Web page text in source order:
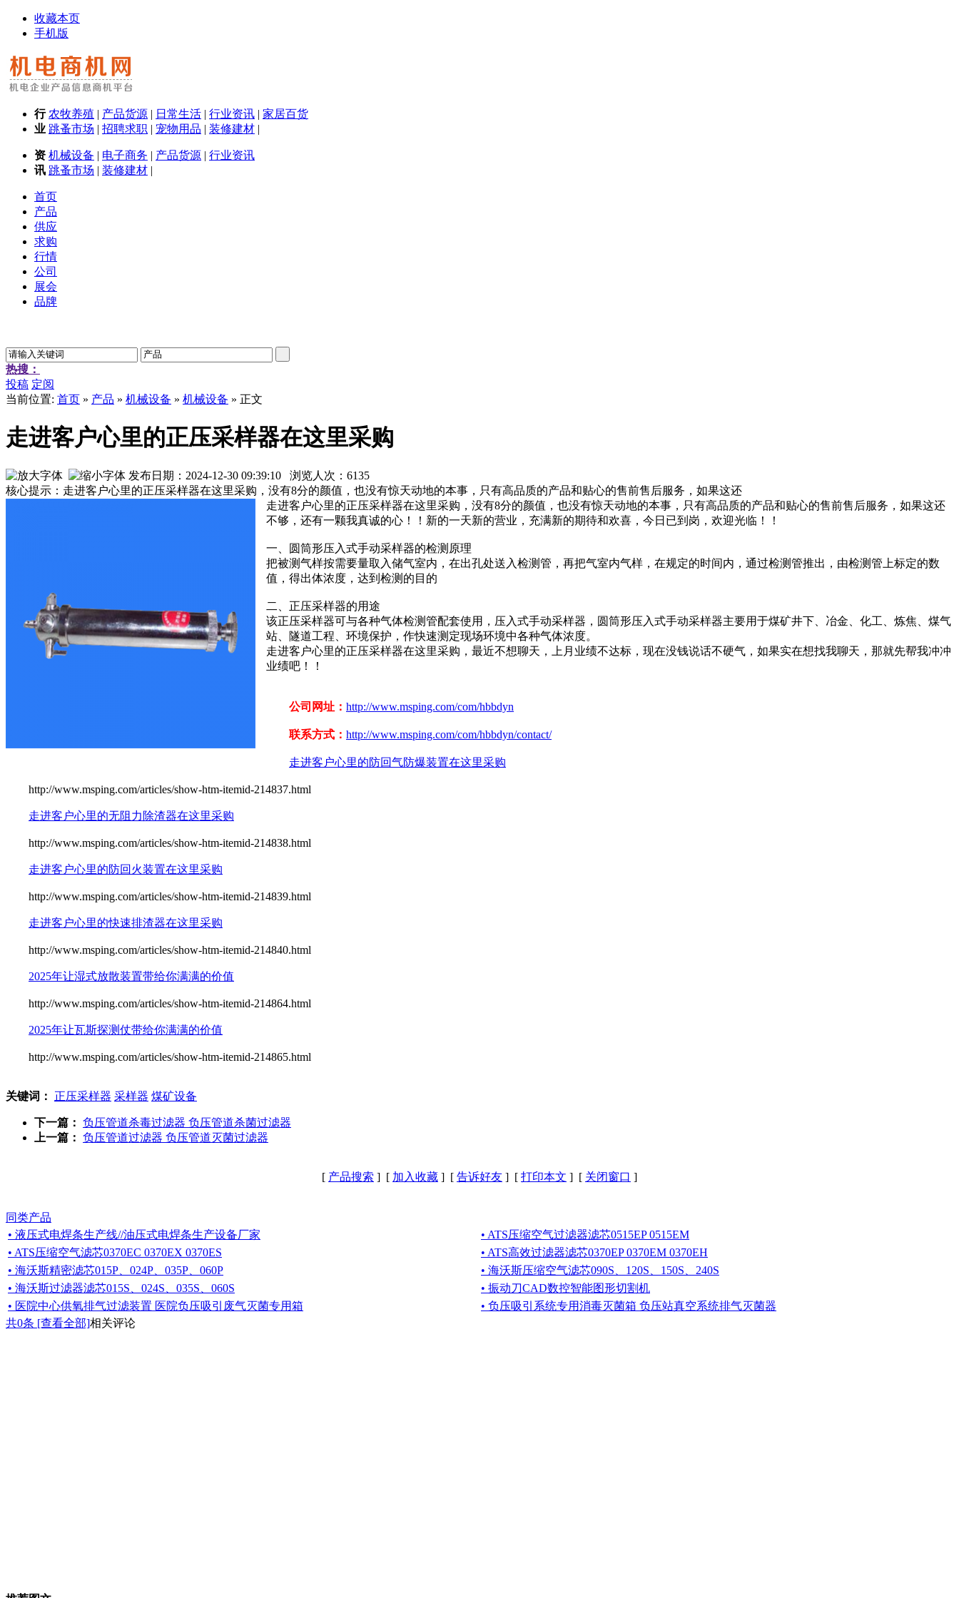
收藏本页
手机版
行 农牧养殖 | 产品货源 | 日常生活 | 行业资讯 | 家居百货
业 跳蚤市场 | 招聘求职 | 宠物用品 | 装修建材 |
资 机械设备 | 电子商务 | 产品货源 | 行业资讯
讯 跳蚤市场 | 装修建材 |
首页
产品
供应
求购
行情
公司
展会
品牌
热搜：
投稿 定阅
当前位置: 首页 » 产品 » 机械设备 » 机械设备 » 正文
走进客户心里的正压采样器在这里采购
发布日期：2024-12-30 09:39:10 浏览人次： 6135
核心提示：走进客户心里的正压采样器在这里采购，没有8分的颜值，也没有惊天动地的本事，只有高品质的产品和贴心的售前售后服务，如果这还
走进客户心里的正压采样器在这里采购，没有8分的颜值，也没有惊天动地的本事，只有高品质的产品和贴心的售前售后服务，如果这还
不够，还有一颗我真诚的心！！新的一天新的营业，充满新的期待和欢喜，今日已到岗，欢迎光临！！
一、圆筒形压入式手动采样器的检测原理
把被测气样按需要量取入储气室内，在出孔处送入检测管，再把气室内气样，在规定的时间内，通过检测管推出，由检测管上标定的数
值，得出体浓度，达到检测的目的
二、正压采样器的用途
该正压采样器可与各种气体检测管配套使用，压入式手动采样器，圆筒形压入式手动采样器主要用于煤矿井下、冶金、化工、炼焦、煤气
站、隧道工程、环境保护，作快速测定现场环境中各种气体浓度。
走进客户心里的正压采样器在这里采购，最近不想聊天，上月业绩不达标，现在没钱说话不硬气，如果实在想找我聊天，那就先帮我冲冲
业绩吧！！
公司网址： http://www.msping.com/com/hbbdyn
联系方式： http://www.msping.com/com/hbbdyn/contact/
走进客户心里的防回气防爆装置在这里采购
http://www.msping.com/articles/show-htm-itemid-214837.html
走进客户心里的无阻力除渣器在这里采购
http://www.msping.com/articles/show-htm-itemid-214838.html
走进客户心里的防回火装置在这里采购
http://www.msping.com/articles/show-htm-itemid-214839.html
走进客户心里的快速排渣器在这里采购
http://www.msping.com/articles/show-htm-itemid-214840.html
2025年让湿式放散装置带给你满满的价值
http://www.msping.com/articles/show-htm-itemid-214864.html
2025年让瓦斯探测仗带给你满满的价值
http://www.msping.com/articles/show-htm-itemid-214865.html
关键词： 正压采样器 采样器 煤矿设备
下一篇： 负压管道杀毒过滤器 负压管道杀菌过滤器
上一篇： 负压管道过滤器 负压管道灭菌过滤器
[ 产品搜索 ] [ 加入收藏 ] [ 告诉好友 ] [ 打印本文 ] [ 关闭窗口 ]
同类产品
• 液压式电焊条生产线//油压式电焊条生产设备厂家
• ATS压缩空气过滤器滤芯0515EP 0515EM
• ATS压缩空气滤芯0370EC 0370EX 0370ES
• ATS高效过滤器滤芯0370EP 0370EM 0370EH
• 海沃斯精密滤芯015P、024P、035P、060P
• 海沃斯压缩空气滤芯090S、120S、150S、240S
• 海沃斯过滤器滤芯015S、024S、035S、060S
• 振动刀CAD数控智能图形切割机
• 医院中心供氧排气过滤装置 医院负压吸引废气灭菌专用箱
• 负压吸引系统专用消毒灭菌箱 负压站真空系统排气灭菌器
共0条 [查看全部]相关评论